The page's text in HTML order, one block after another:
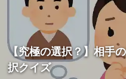
【究極の選択？】相手
択クイズ